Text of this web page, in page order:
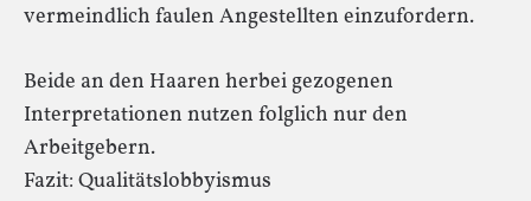
vermeindlich faulen Angestellten einzufordern.
Beide an den Haaren herbei gezogenen
Interpretationen nutzen folglich nur den
Arbeitgebern.
Fazit: Qualitätslobbyismus